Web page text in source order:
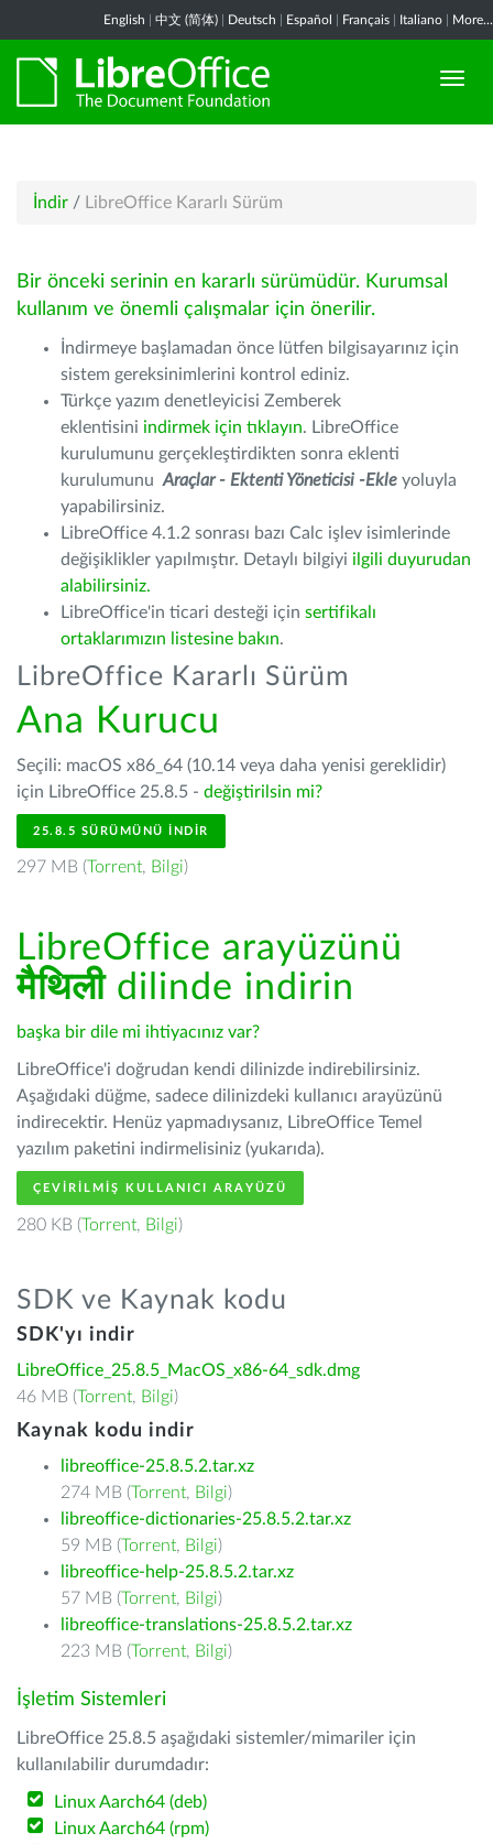
English 中文 (简体) Deutsch Español Français Italiano More...
İndir / LibreOffice Kararlı Sürüm
Bir önceki serinin en kararlı sürümüdür. Kurumsal
kullanım ve önemli çalışmalar için önerilir.
İndirmeye başlamadan önce lütfen bilgisayarınız için
sistem gereksinimlerini kontrol ediniz.
Türkçe yazım denetleyicisi Zemberek
eklentisini indirmek için tıklayın. LibreOffice
kurulumunu gerçekleştirdikten sonra eklenti
kurulumunu Araçlar - Ektenti Yöneticisi -Ekle yoluyla
yapabilirsiniz.
LibreOffice 4.1.2 sonrası bazı Calc işlev isimlerinde
değişiklikler yapılmıştır. Detaylı bilgiyi ilgili duyurudan
alabilirsiniz.
LibreOffice'in ticari desteği için sertifikalı
ortaklarımızın listesine bakın.
LibreOffice Kararlı Sürüm
Ana Kurucu
Seçili: macOS x86_64 (10.14 veya daha yenisi gereklidir)
için LibreOffice 25.8.5 - değiştirilsin mi?
25.8.5 SÜRÜMÜNÜ İNDIR
297 MB (Torrent, Bilgi)
LibreOffice arayüzünü
मैथिलीdilinde indirin
başka bir dile mi ihtiyacınız var?
LibreOffice'i doğrudan kendi dilinizde indirebilirsiniz.
Aşağıdaki düğme, sadece dilinizdeki kullanıcı arayüzünü
indirecektir. Henüz yapmadıysanız, LibreOffice Temel
yazılım paketini indirmelisiniz (yukarıda).
ÇEVIRILMIŞ KULLANICI ARAYÜZÜ
280 KB (Torrent, Bilgi)
SDK ve Kaynak kodu
SDK'yı indir
LibreOffice_25.8.5_MacOS_x86-64_sdk.dmg
46 MB (Torrent, Bilgi)
Kaynak kodu indir
libreoffice-25.8.5.2.tar.xz
274 MB (Torrent, Bilgi)
libreoffice-dictionaries-25.8.5.2.tar.xz
59 MB (Torrent, Bilgi)
libreoffice-help-25.8.5.2.tar.xz
57 MB (Torrent, Bilgi)
libreoffice-translations-25.8.5.2.tar.xz
223 MB (Torrent, Bilgi)
İşletim Sistemleri
LibreOffice 25.8.5 aşağıdaki sistemler/mimariler için
kullanılabilir durumdadır:
Linux Aarch64 (deb)
Linux Aarch64 (rpm)